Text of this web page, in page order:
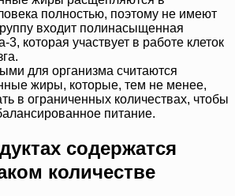
полностью, поэтому не имеют
входит полинасыщенная
3, которая участвует в работе клеток
для организма считаются
жиры, которые, тем не менее,
в ограниченных количествах, чтобы
питание.
содержатся
количестве